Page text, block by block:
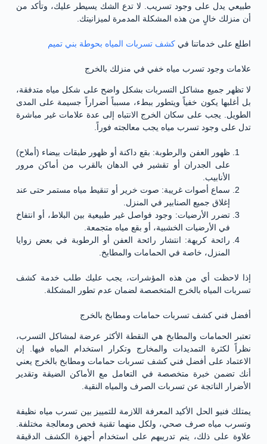
طبيعي يدل على وجود تسريب. لا تدع الشك يسيطر عليك، وتأكد من
أن منزلك خالٍ من هذه المشكلة المدمرة لميزانيتك.
اطلع على خدماتنا في كشف تسربات المياه بحوطة بني تميم
علامات وجود تسرب مياه خفي في منزلك بالخرج
لا تظهر جميع مشاكل التسربات بشكل واضح على شكل مياه متدفقة،
بل أغلبها يكون خفياً ويتطور ببطء، مسبباً أضراراً جسيمة على المدى
الطويل. يجب على سكان الخرج الانتباه إلى عدة علامات غير مباشرة
تدل على وجود تسرب مياه يجب معالجته فوراً.
ظهور العفن والرطوبة: بقع داكنة أو ظهور طبقات بيضاء (أملاح)
على الجدران أو تقشير في الدهان بالقرب من أماكن مرور
الأنابيب.
سماع أصوات غريبة: صوت خرير أو تنقيط مياه مستمر حتى عند
إغلاق جميع الصنابير في المنزل.
تضرر الأرضيات: وجود فواصل غير طبيعية بين البلاط، أو انتفاخ
في الأرضيات الخشبية، أو بقع مياه متجمعة.
رائحة كريهة: انتشار رائحة العفن أو الرطوبة في بعض زوايا
المنزل، خاصة في الحمامات والمطابخ.
إذا لاحظت أي من هذه المؤشرات، يجب عليك طلب خدمة كشف
تسربات المياه بالخرج المتخصصة لضمان عدم تطور المشكلة.
أفضل فني كشف تسربات حمامات ومطابخ بالخرج
تعتبر الحمامات والمطابخ هي النقطة الأكثر عرضة لمشاكل التسرب،
نظراً لكثرة التمديدات والمخارج وتكرار استخدام المياه فيها. إن
الاعتماد على أفضل فني كشف تسربات حمامات ومطابخ بالخرج يعني
أنك تضمن خبرة متخصصة في التعامل مع الأماكن الضيقة وتقدير
الأضرار الناتجة عن تسربات الصرف والمياه النقية.
يمتلك فنيو الحل الأكيد المعرفة اللازمة للتمييز بين تسرب مياه نظيفة
وتسرب مياه صرف صحي، ولكل منهما تقنية فحص ومعالجة مختلفة.
علاوة على ذلك، يتم تدريبهم على استخدام أجهزة الكشف الدقيقة